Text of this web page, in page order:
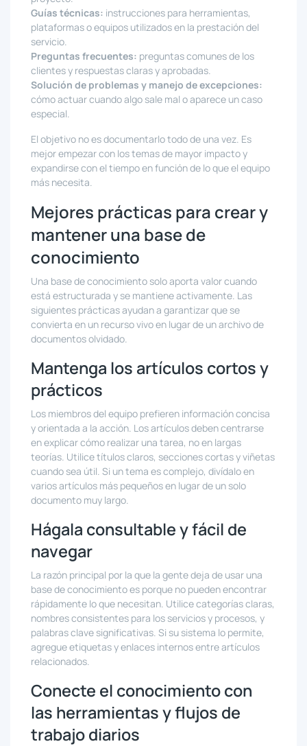
Guías técnicas: instrucciones para herramientas,
plataformas o equipos utilizados en la prestación del
servicio.
Preguntas frecuentes: preguntas comunes de los
clientes y respuestas claras y aprobadas.
Solución de problemas y manejo de excepciones:
cómo actuar cuando algo sale mal o aparece un caso
especial.
El objetivo no es documentarlo todo de una vez. Es
mejor empezar con los temas de mayor impacto y
expandirse con el tiempo en función de lo que el equipo
más necesita.
Mejores prácticas para crear y
mantener una base de
conocimiento
Una base de conocimiento solo aporta valor cuando
está estructurada y se mantiene activamente. Las
siguientes prácticas ayudan a garantizar que se
convierta en un recurso vivo en lugar de un archivo de
documentos olvidado.
Mantenga los artículos cortos y
prácticos
Los miembros del equipo prefieren información concisa
y orientada a la acción. Los artículos deben centrarse
en explicar cómo realizar una tarea, no en largas
teorías. Utilice títulos claros, secciones cortas y viñetas
cuando sea útil. Si un tema es complejo, divídalo en
varios artículos más pequeños en lugar de un solo
documento muy largo.
Hágala consultable y fácil de
navegar
La razón principal por la que la gente deja de usar una
base de conocimiento es porque no pueden encontrar
rápidamente lo que necesitan. Utilice categorías claras,
nombres consistentes para los servicios y procesos, y
palabras clave significativas. Si su sistema lo permite,
agregue etiquetas y enlaces internos entre artículos
relacionados.
Conecte el conocimiento con
las herramientas y flujos de
trabajo diarios